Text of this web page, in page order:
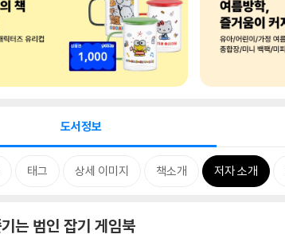
도서정보
태그 상세 이미지 책소개 저자 소개
는 범인 잡기 게임북